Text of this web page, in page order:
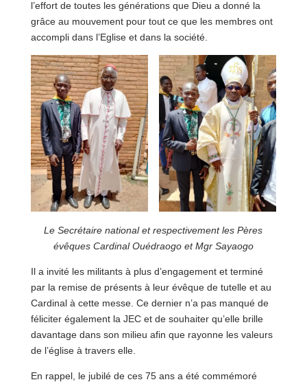
l’effort de toutes les générations que Dieu a donné la
grâce au mouvement pour tout ce que les membres ont
accompli dans l’Eglise et dans la société.
Le Secrétaire national et respectivement les Pères
évêques Cardinal Ouédraogo et Mgr Sayaogo
Il a invité les militants à plus d’engagement et terminé
par la remise de présents à leur évêque de tutelle et au
Cardinal à cette messe. Ce dernier n’a pas manqué de
féliciter également la JEC et de souhaiter qu’elle brille
davantage dans son milieu afin que rayonne les valeurs
de l’église à travers elle.
En rappel, le jubilé de ces 75 ans a été commémoré